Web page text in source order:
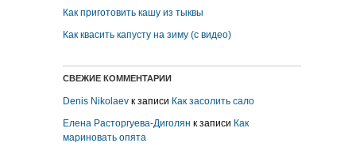
Как приготовить кашу из тыквы
Как квасить капусту на зиму (с видео)
СВЕЖИЕ КОММЕНТАРИИ
Denis Nikolaev к записи Как засолить сало
Елена Расторгуева-Диголян к записи Как
мариновать опята